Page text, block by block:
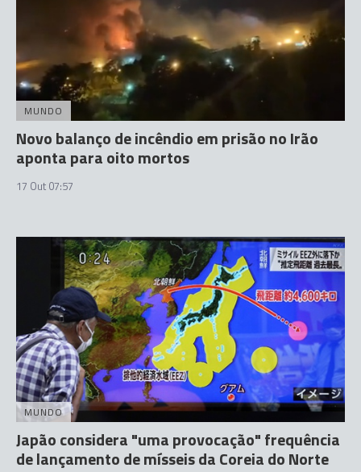
MUNDO
Novo balanço de incêndio em prisão no Irão
aponta para oito mortos
17 Out 07:57
MUNDO
Japão considera "uma provocação" frequência
de lançamento de mísseis da Coreia do Norte